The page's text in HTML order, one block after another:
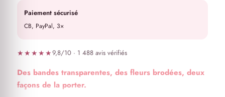
★★★★★9,8/10 · 1 488 avis vérifiés
Des bandes transparentes, des fleurs brodées, deux
façons de la porter.
Paiement sécurisé
CB, PayPal, 3×